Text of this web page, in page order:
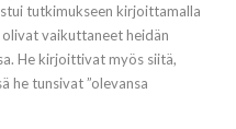
tutkimukseen kirjoittamalla
vaikuttaneet heidän
He kirjoittivat myös siitä,
he tunsivat ”olevansa